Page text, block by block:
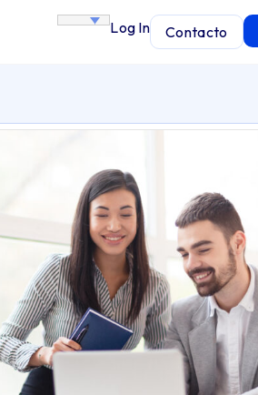
Log In Contacto